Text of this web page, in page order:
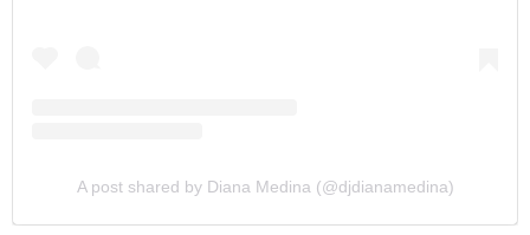
A post shared by Diana Medina (@djdianamedina)